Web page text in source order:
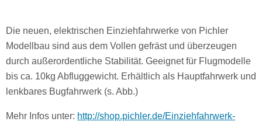
Die neuen, elektrischen Einziehfahrwerke von Pichler
Modellbau sind aus dem Vollen gefräst und überzeugen
durch außerordentliche Stabilität. Geeignet für Flugmodelle
bis ca. 10kg Abfluggewicht. Erhältlich als Hauptfahrwerk und
lenkbares Bugfahrwerk (s. Abb.)
Mehr Infos unter: http://shop.pichler.de/Einziehfahrwerk-